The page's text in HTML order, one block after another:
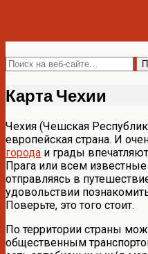
Карта Чехии
Чехия (Чешская
европейская страна. И
города и грады
Прага или всем
отправляясь в
удовольствии
Поверьте, это того стоит.
По территории страны
общественным